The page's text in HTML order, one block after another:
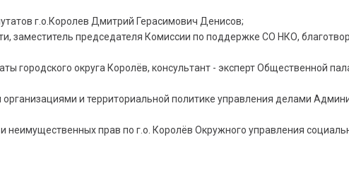
г.о.Королев Дмитрий Герасимович Денисов;
заместитель председателя Комиссии по поддержке СО НКО,
городского округа Королёв, консультант - эксперт Общественной
и территориальной политике управления делами
прав по г.о. Королёв Окружного управления